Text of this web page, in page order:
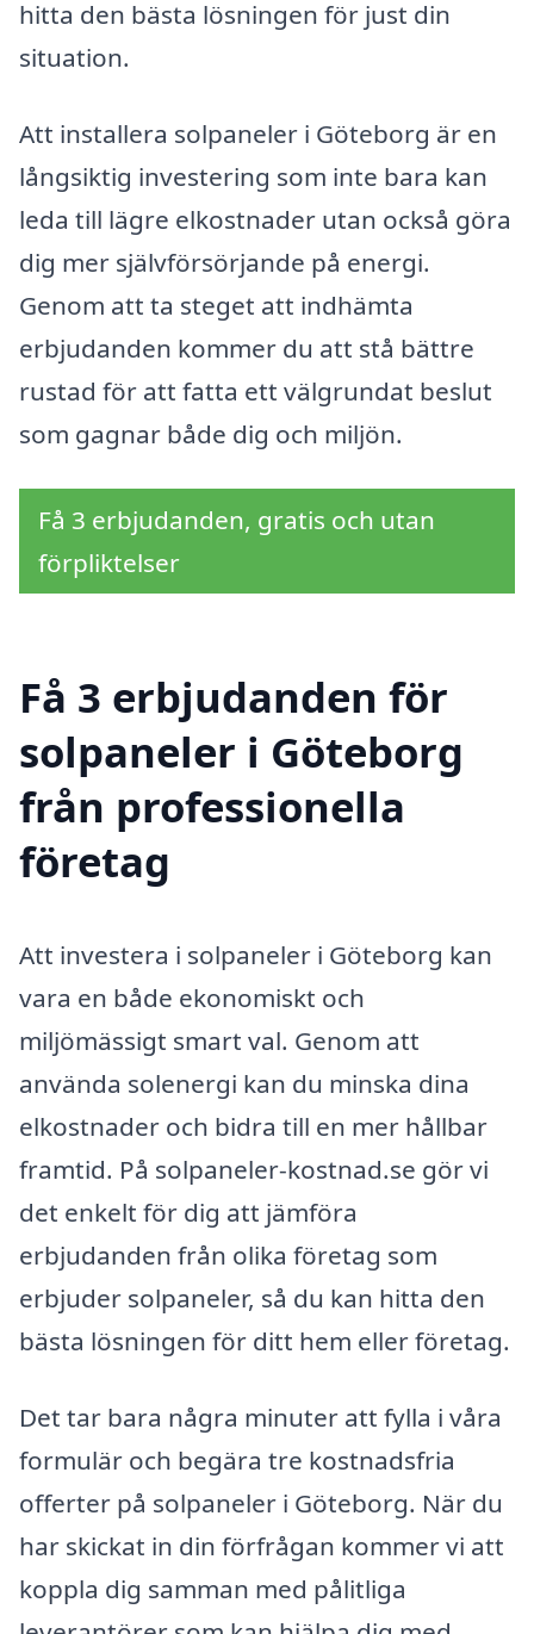
hitta den bästa lösningen för just din
situation.
Att installera solpaneler i Göteborg är en
långsiktig investering som inte bara kan
leda till lägre elkostnader utan också göra
dig mer självförsörjande på energi.
Genom att ta steget att indhämta
erbjudanden kommer du att stå bättre
rustad för att fatta ett välgrundat beslut
som gagnar både dig och miljön.
Få 3 erbjudanden, gratis och utan
förpliktelser
Få 3 erbjudanden för
solpaneler i Göteborg
från professionella
företag
Att investera i solpaneler i Göteborg kan
vara en både ekonomiskt och
miljömässigt smart val. Genom att
använda solenergi kan du minska dina
elkostnader och bidra till en mer hållbar
framtid. På solpaneler-kostnad.se gör vi
det enkelt för dig att jämföra
erbjudanden från olika företag som
erbjuder solpaneler, så du kan hitta den
bästa lösningen för ditt hem eller företag.
Det tar bara några minuter att fylla i våra
formulär och begära tre kostnadsfria
offerter på solpaneler i Göteborg. När du
har skickat in din förfrågan kommer vi att
koppla dig samman med pålitliga